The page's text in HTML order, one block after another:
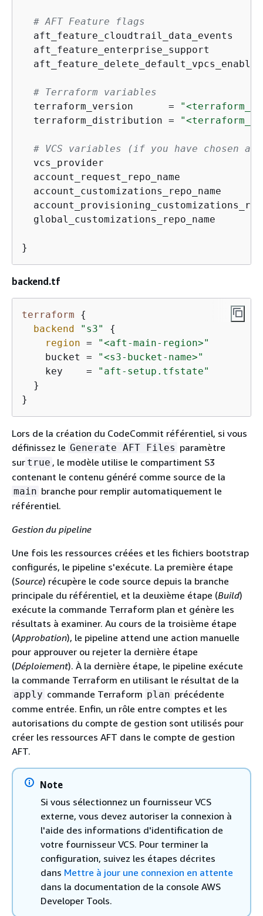
# AFT Feature flags
aft_feature_cloudtrail_data_events
aft_feature_enterprise_support
# Terraform variables
  terraform_version      =
  terraform_distribution =
# VCS variables (if you have chosen an
vcs_provider
account_request_repo_name
account_customizations_repo_name
global_customizations_repo_name
}
backend.tf
terraform
{
backend
"s3"
{
region =
"<aft-main-region>"
    bucket =
"<s3-bucket-name>"
    key    =
"aft-setup.tfstate"
  }
}
Lors de la création du CodeCommit référentiel, si vous
définissez le Generate AFT Files paramètre
sur true , le modèle utilise le compartiment S3
contenant le contenu généré comme source de la
main branche pour remplir automatiquement le
référentiel.
Gestion du pipeline
Une fois les ressources créées et les fichiers bootstrap
configurés, le pipeline s'exécute. La première étape
(Source) récupère le code source depuis la branche
principale du référentiel, et la deuxième étape (Build)
exécute la commande Terraform plan et génère les
résultats à examiner. Au cours de la troisième étape
(Approbation), le pipeline attend une action manuelle
pour approuver ou rejeter la dernière étape
(Déploiement). À la dernière étape, le pipeline exécute
la commande Terraform en utilisant le résultat de la
apply commande Terraform plan précédente
comme entrée. Enfin, un rôle entre comptes et les
autorisations du compte de gestion sont utilisés pour
créer les ressources AFT dans le compte de gestion
AFT.
Note
Si vous sélectionnez un fournisseur VCS
externe, vous devez autoriser la connexion à
l'aide des informations d'identification de
votre fournisseur VCS. Pour terminer la
configuration, suivez les étapes décrites
dans Mettre à jour une connexion en attente
dans la documentation de la console AWS
Developer Tools.